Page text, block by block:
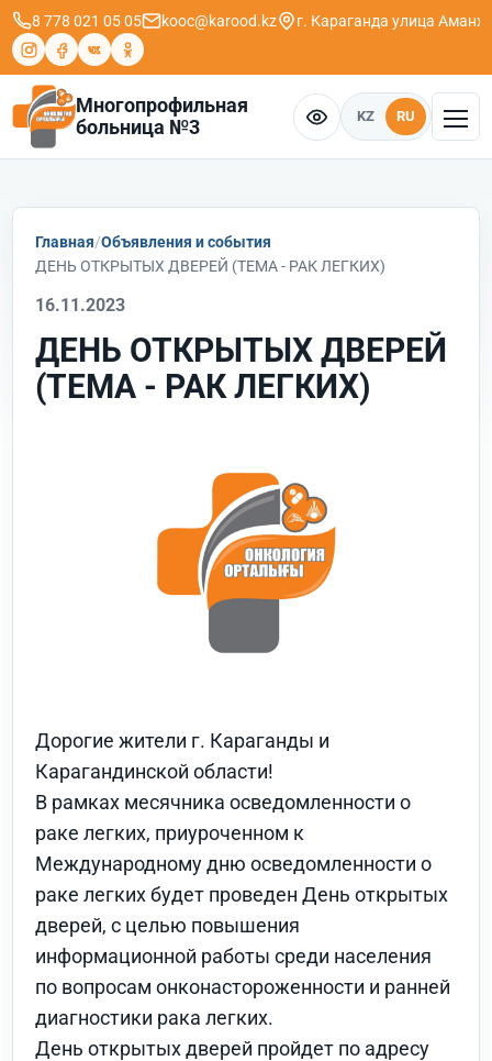
8 778 021 05 05 kooc@karood.kz г. Караганда ​улица
Многопрофильная
больница №3
KZ RU
Главная Объявления и события
ДЕНЬ ОТКРЫТЫХ ДВЕРЕЙ (ТЕМА - РАК ЛЕГКИХ)
16.11.2023
ДЕНЬ ОТКРЫТЫХ ДВЕРЕЙ
(ТЕМА - РАК ЛЕГКИХ)
Дорогие жители г. Караганды и
Карагандинской области!
В рамках месячника осведомленности о
раке легких, приуроченном к
Международному дню осведомленности о
раке легких будет проведен День открытых
дверей, с целью повышения
информационной работы среди населения
по вопросам онконастороженности и ранней
диагностики рака легких.
День открытых дверей пройдет по адресу